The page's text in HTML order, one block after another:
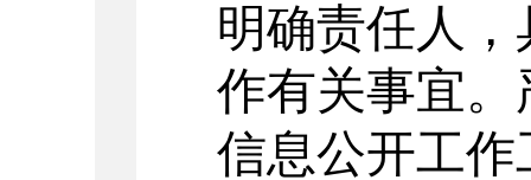
明确责任人
作有关事宜
信息公开工